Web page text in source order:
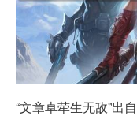
“文章卓荦生无敌”出自